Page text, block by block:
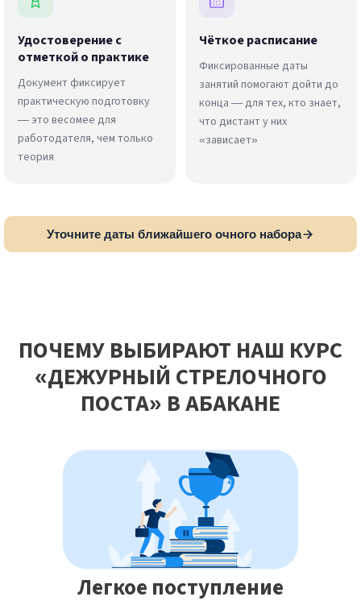
Удостоверение с
отметкой о практике
Документ фиксирует
практическую подготовку
— это весомее для
работодателя, чем только
теория
Чёткое расписание
Фиксированные даты
занятий помогают дойти до
конца — для тех, кто знает,
что дистант у них
«зависает»
Уточните даты ближайшего очного набора
ПОЧЕМУ ВЫБИРАЮТ НАШ КУРС
«ДЕЖУРНЫЙ СТРЕЛОЧНОГО
ПОСТА» В АБАКАНЕ
Легкое поступление